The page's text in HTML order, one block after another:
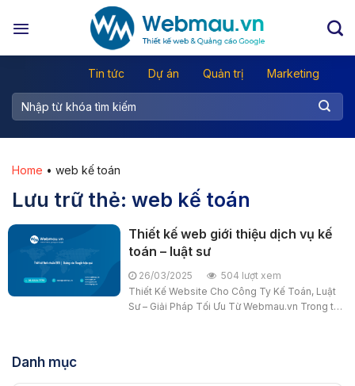
đến
Tin tức Dự án Quản trị Marketing
Home • web kế toán
Lưu trữ thẻ: web kế toán
Thiết kế web giới thiệu dịch vụ kế
toán – luật sư
26/03/2025
504 lượt xem
Thiết Kế Website Cho Công Ty Kế Toán, Luật
Sư – Giải Pháp Tối Ưu Từ Webmau.vn Trong thời
Danh mục